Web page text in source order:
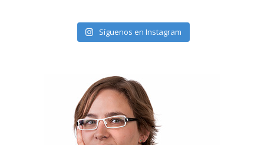
Síguenos en Instagram